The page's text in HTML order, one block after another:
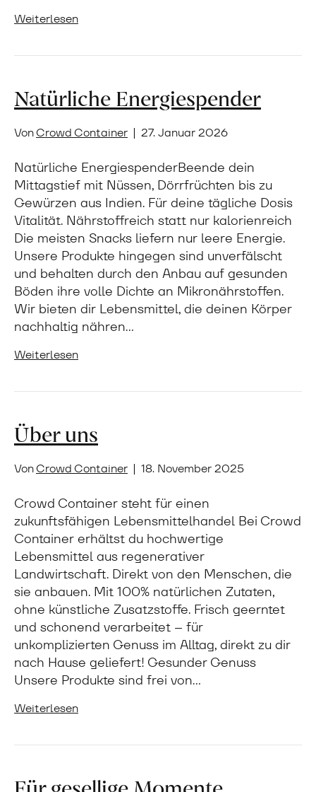
Weiterlesen
Natürliche Energiespender
VonCrowd Container | 27. Januar 2026
Natürliche EnergiespenderBeende dein
Mittagstief mit Nüssen, Dörrfrüchten bis zu
Gewürzen aus Indien. Für deine tägliche Dosis
Vitalität. Nährstoffreich statt nur kalorienreich
Die meisten Snacks liefern nur leere Energie.
Unsere Produkte hingegen sind unverfälscht
und behalten durch den Anbau auf gesunden
Böden ihre volle Dichte an Mikronährstoffen.
Wir bieten dir Lebensmittel, die deinen Körper
nachhaltig nähren…
Weiterlesen
Über uns
VonCrowd Container | 18. November 2025
Crowd Container steht für einen
zukunftsfähigen Lebensmittelhandel Bei Crowd
Container erhältst du hochwertige
Lebensmittel aus regenerativer
Landwirtschaft. Direkt von den Menschen, die
sie anbauen. Mit 100% natürlichen Zutaten,
ohne künstliche Zusatzstoffe. Frisch geerntet
und schonend verarbeitet – für
unkomplizierten Genuss im Alltag, direkt zu dir
nach Hause geliefert! Gesunder Genuss
Unsere Produkte sind frei von…
Weiterlesen